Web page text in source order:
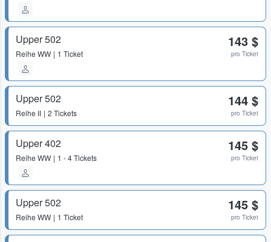
Upper 502
Reihe WW 1 Ticket
143 $
pro Ticket
Upper 502
Reihe II 2 Tickets
144 $
pro Ticket
Upper 402
Reihe WW 1 - 4 Tickets
145 $
pro Ticket
Upper 502
Reihe WW 1 Ticket
145 $
pro Ticket